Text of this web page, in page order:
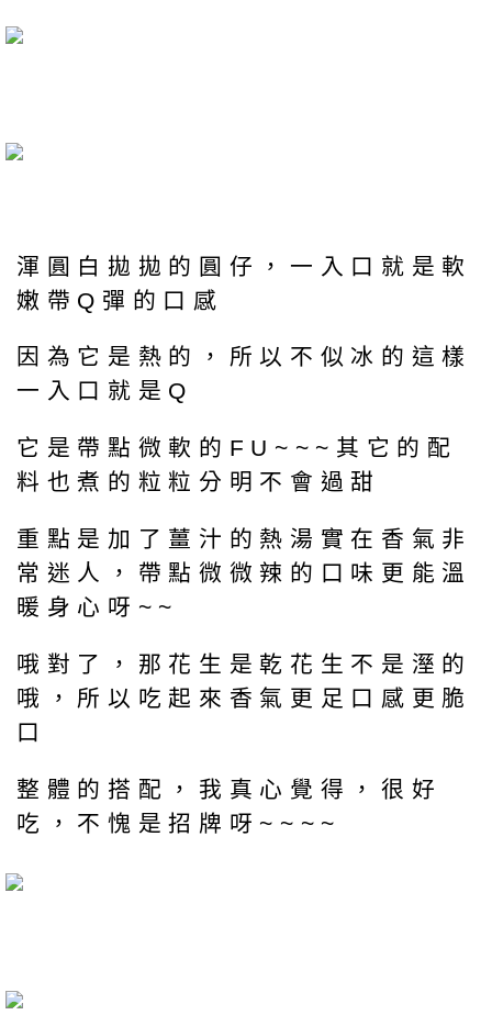
渾圓白拋拋的圓仔，一入口就是軟
嫩帶Q彈的口感
因為它是熱的，所以不似冰的這樣
一入口就是Q
它是帶點微軟的FU~~~其它的配
料也煮的粒粒分明不會過甜
重點是加了薑汁的熱湯實在香氣非
常迷人，帶點微微辣的口味更能溫
暖身心呀~~
哦對了，那花生是乾花生不是溼的
哦，所以吃起來香氣更足口感更脆
口
整體的搭配，我真心覺得，很好
吃，不愧是招牌呀~~~~